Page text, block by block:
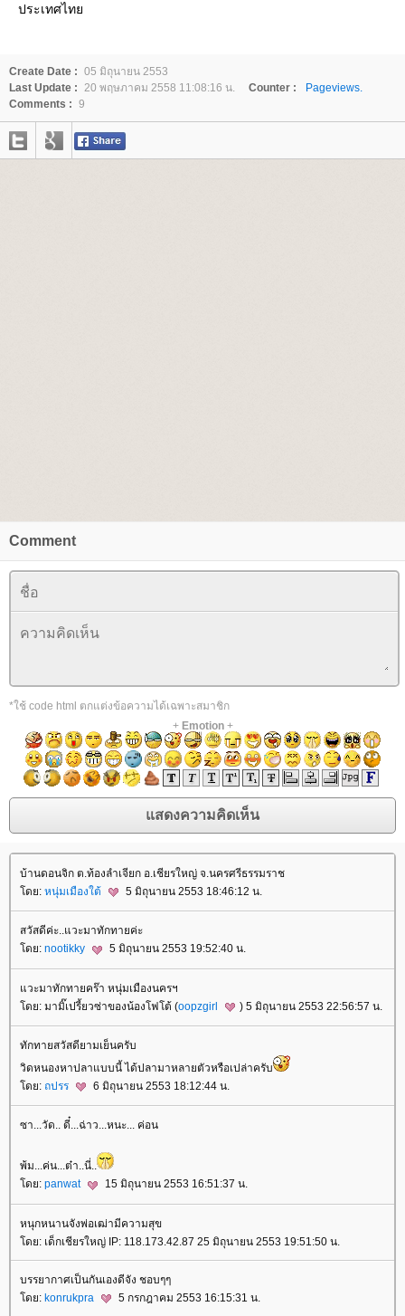
ประเทศไท
Create Date : 05 มิถุนายน 2553
Last Update : 20 พฤษภาคม 2558 11:08:16 น. Counter :
Pageviews.
Comments : 9
Comment
*ใช้ code html ตกแต่งข้อความได้เฉพาะสมาชิก
+ Emotion+
บ้านดอนจิก ต.ท้องลำเจียก อ.เชียรใหญ่ จ.นครศรีธรรมราช
ดย: หนุ่มเมืองใต้ 5 มิถุนายน 2553 18:46:12 น.
สวัสดีค่ะ..แวะมาทักทายค่ะ
ดย: nootikky 5 มิถุนายน 2553 19:52:40 น.
วะมาทักทายคร๊า หนุ่มเมืองนครฯ
ดย: มามิ๊เปรี้ยวซ่าของน้องโฟโต้ (oopzgirl ) 5 มิถุนายน 2553 22:56:57 น.
ทักทายสวัสดียามเย็นครับ
วิดหนองหาปลาแบบนี้ ได้ปลามาหลายตัวหรือเปล่าครับ
ดย: ถปรร 6 มิถุนายน 2553 18:12:44 น.
ซา...วัด.. ดี๋...ฉ่าว...หนะ... ค่อน
พ้ม...ค่น...ต๋า..นี่..
ดย: panwat 15 มิถุนายน 2553 16:51:37 น.
หนุกหนานจังพ่อเฒ่ามีความสุข
ดย: เด็กเชียรใหญ่ IP: 118.173.42.87 25 มิถุนายน 2553 19:51:50 น.
บรรยากาศเป็นกันเองดีจัง ชอบๆๆ
ดย: konrukpra 5 กรกฎาคม 2553 16:15:31 น.